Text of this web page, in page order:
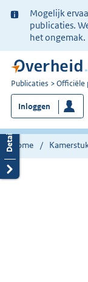
Ter
informatie:
Mogelijk
publicaties.
het ongemak.
U
bent
nu
hier:
Publicaties Officiële
Inloggen
Home